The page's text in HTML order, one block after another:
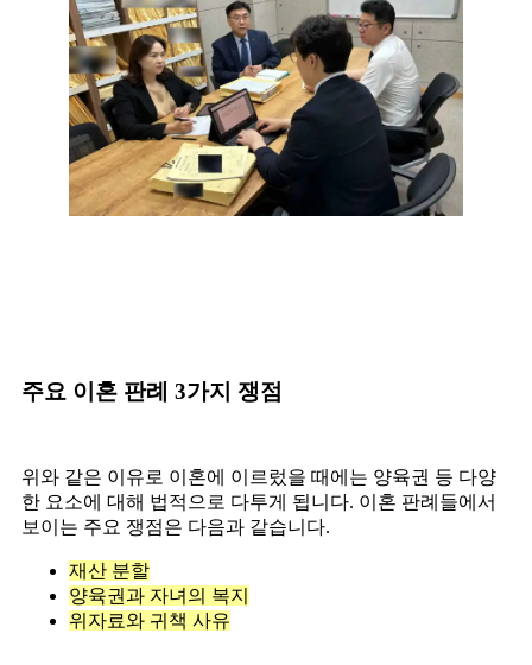
주요 이혼 판례 3가지 쟁점
위와 같은 이유로 이혼에 이르렀을 때에는 양육권 등 다양
한 요소에 대해 법적으로 다투게 됩니다. 이혼 판례들에서
보이는 주요 쟁점은 다음과 같습니다.
재산 분할
양육권과 자녀의 복지
위자료와 귀책 사유